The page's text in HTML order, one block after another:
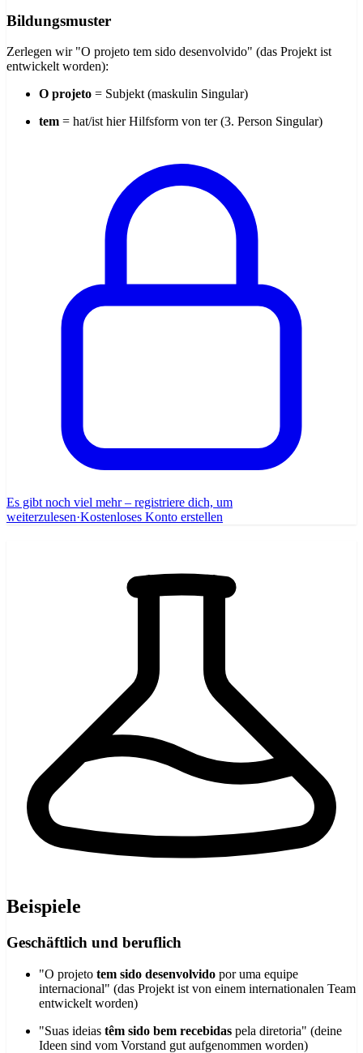
Bildungsmuster
Zerlegen wir "O projeto tem sido desenvolvido" (das Projekt ist
entwickelt worden):
O projeto = Subjekt (maskulin Singular)
tem = hat/ist hier Hilfsform von ter (3. Person Singular)
Es gibt noch viel mehr – registriere dich, um
weiterzulesen·Kostenloses Konto erstellen
Beispiele
Geschäftlich und beruflich
"O projeto tem sido desenvolvido por uma equipe
internacional" (das Projekt ist von einem internationalen Team
entwickelt worden)
"Suas ideias têm sido bem recebidas pela diretoria" (deine
Ideen sind vom Vorstand gut aufgenommen worden)